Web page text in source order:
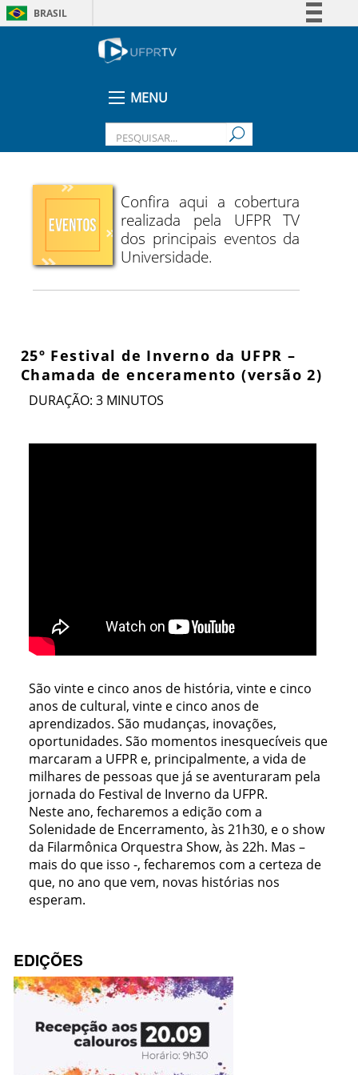
BRASIL
Legislação
MENU
Confira aqui a cobertura
realizada pela UFPR TV
dos principais eventos da
Universidade.
25º Festival de Inverno da UFPR –
Chamada de enceramento (versão 2)
DURAÇÃO: 3 MINUTOS
São vinte e cinco anos de história, vinte e cinco
anos de cultural, vinte e cinco anos de
aprendizados. São mudanças, inovações,
oportunidades. São momentos inesquecíveis que
marcaram a UFPR e, principalmente, a vida de
milhares de pessoas que já se aventuraram pela
jornada do Festival de Inverno da UFPR.
Neste ano, fecharemos a edição com a
Solenidade de Encerramento, às 21h30, e o show
da Filarmônica Orquestra Show, às 22h. Mas –
mais do que isso -, fecharemos com a certeza de
que, no ano que vem, novas histórias nos
esperam.
EDIÇÕES